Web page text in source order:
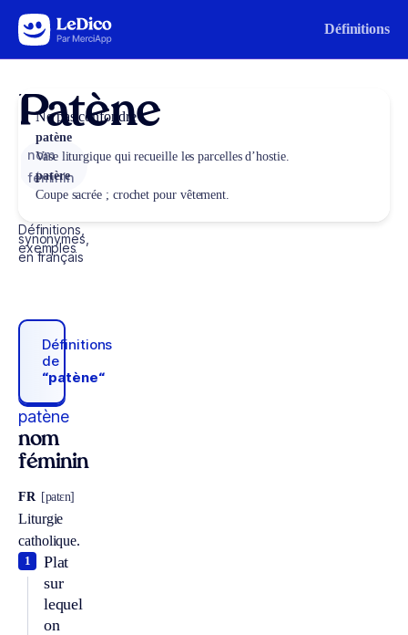
Aller au contenu Définitions
Patène
nom
féminin
Définitions,
synonymes,
exemples
en français
Définitions
de
“patène“
patène
nom
féminin
FR [patɛn]
Liturgie
catholique.
Plat
sur
lequel
on
1
Ne pas confondre
patène
Vase liturgique qui recueille les parcelles d’hostie.
patère
Coupe sacrée ; crochet pour vêtement.